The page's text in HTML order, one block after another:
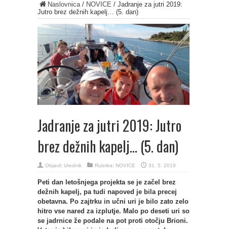
Naslovnica/ NOVICE / Jadranje za jutri 2019:
Jutro brez dežnih kapelj… (5. dan)
Jadranje za jutri 2019: Jutro
brez dežnih kapelj… (5. dan)
Objavil: Urednik Rubrika: NOVICE 31. 5. 2019
Peti dan letošnjega projekta se je začel brez
dežnih kapelj, pa tudi napoved je bila precej
obetavna. Po zajtrku in učni uri je bilo zato zelo
hitro vse nared za izplutje. Malo po deseti uri so
se jadrnice že podale na pot proti otočju Brioni.